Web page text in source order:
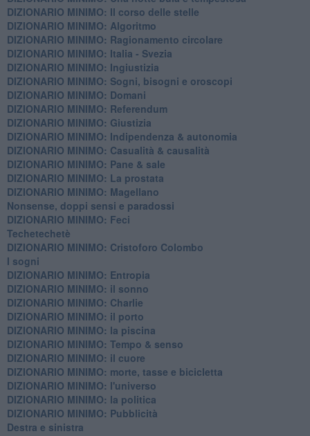
DIZIONARIO MINIMO: Il corso delle stelle
DIZIONARIO MINIMO: Algoritmo
DIZIONARIO MINIMO: Ragionamento circolare
DIZIONARIO MINIMO: Italia - Svezia
DIZIONARIO MINIMO: ​Ingiustizia
DIZIONARIO MINIMO: ​Sogni, bisogni e oroscopi
DIZIONARIO MINIMO: Domani
DIZIONARIO MINIMO: Referendum
DIZIONARIO MINIMO: Giustizia
DIZIONARIO MINIMO: ​Indipendenza & autonomia
DIZIONARIO MINIMO: ​Casualità & causalità
​DIZIONARIO MINIMO: Pane & sale
DIZIONARIO MINIMO: La prostata
​DIZIONARIO MINIMO: Magellano
Nonsense, doppi sensi e paradossi
DIZIONARIO MINIMO: Feci
Techetechetè
DIZIONARIO MINIMO: Cristoforo Colombo
I sogni
DIZIONARIO MINIMO: Entropia
DIZIONARIO MINIMO: il sonno
DIZIONARIO MINIMO: Charlie
DIZIONARIO MINIMO: il porto
DIZIONARIO MINIMO: la piscina
DIZIONARIO MINIMO: Tempo & senso
DIZIONARIO MINIMO: il cuore
DIZIONARIO MINIMO: morte, tasse e bicicletta
DIZIONARIO MINIMO: l'universo
DIZIONARIO MINIMO: la politica
DIZIONARIO MINIMO: Pubblicità
Destra e sinistra